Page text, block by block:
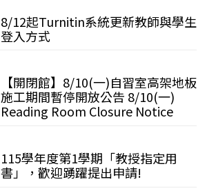
8/12起Turnitin系統更新教師與學生
登入方式
【開閉館】8/10(一)自習室高架地板
施工期間暫停開放公告 8/10(一)
Reading Room Closure Notice
115學年度第1學期「教授指定用
書」，歡迎踴躍提出申請!